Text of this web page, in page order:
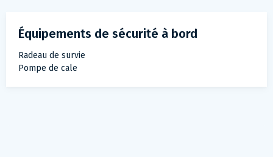
Équipements de sécurité à bord
Radeau de survie
Pompe de cale